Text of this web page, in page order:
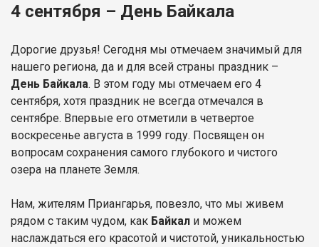
4 сентября – День Байкала
Дорогие друзья! Сегодня мы отмечаем значимый для
нашего региона, да и для всей страны праздник –
День Байкала. В этом году мы отмечаем его 4
сентября, хотя праздник не всегда отмечался в
сентябре. Впервые его отметили в четвертое
воскресенье августа в 1999 году. Посвящен он
вопросам сохранения самого глубокого и чистого
озера на планете Земля.
Нам, жителям Приангарья, повезло, что мы живем
рядом с таким чудом, как Байкал и можем
наслаждаться его красотой и чистотой, уникальностью